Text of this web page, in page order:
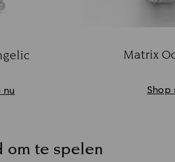
nu
Matrix
Shop
om te spelen